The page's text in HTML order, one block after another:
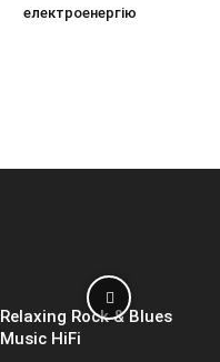
електроенергію
Relaxing Rock & Blues
Music HiFi